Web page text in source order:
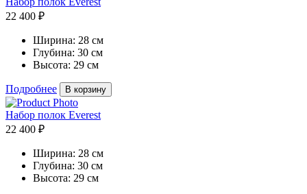
22 400 ₽
Ширина: 28 см
Глубина: 30 см
Высота: 29 см
Подробнее В корзину
Набор полок Everest
22 400 ₽
Ширина: 28 см
Глубина: 30 см
Высота: 29 см